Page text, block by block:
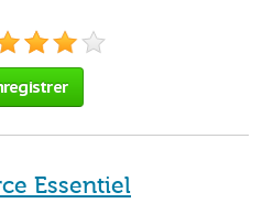
Essentiel